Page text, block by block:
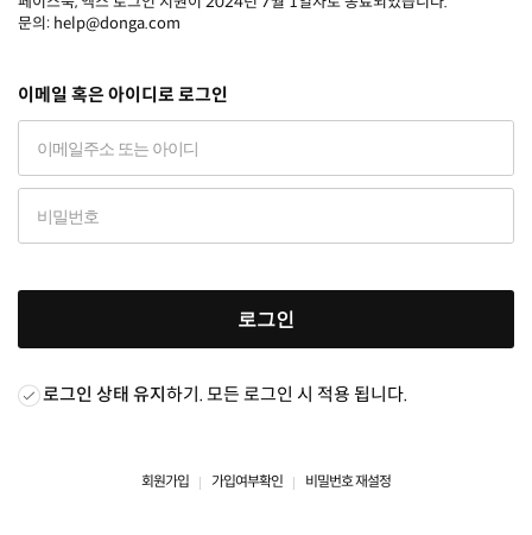
문의: help@donga.com
이메일 혹은 아이디로 로그인
로그인
로그인 상태 유지하기. 모든 로그인 시 적용 됩니다.
회원가입 가입여부확인 비밀번호 재설정